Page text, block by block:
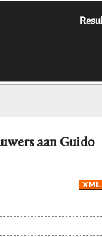
aan Guido